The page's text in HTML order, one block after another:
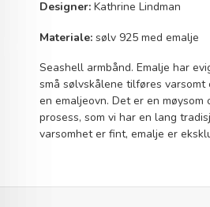
Designer: Kathrine Lindman
Materiale:sølv 925 med emalje
Seashell armbånd. Emalje har
små sølvskålene tilføres varsomt
en emaljeovn. Det er en møysom
prosess, som vi har en lang
varsomhet er fint, emalje er